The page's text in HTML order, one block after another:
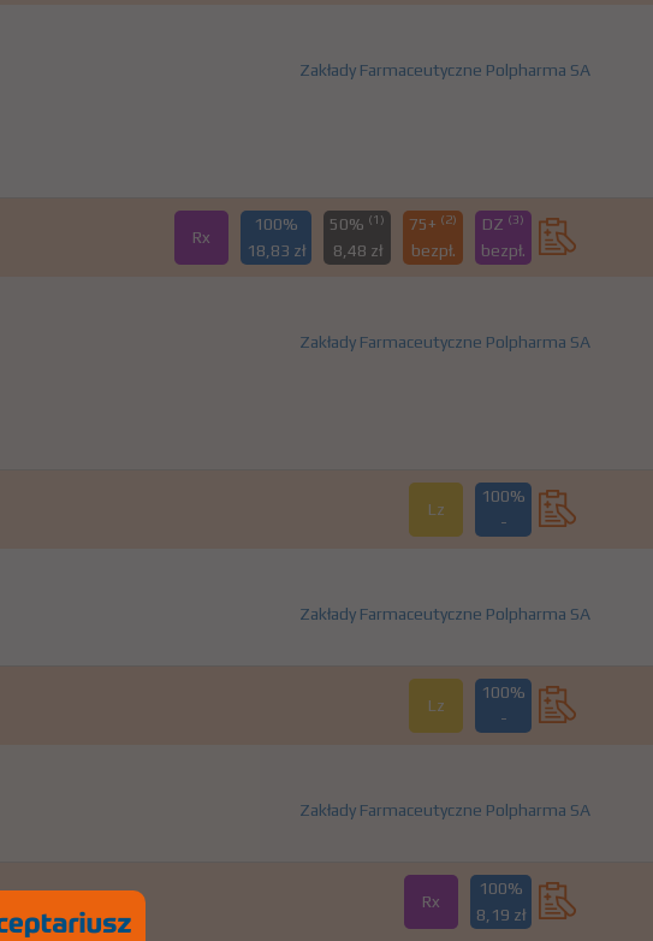
Zakłady Farmaceutyczne Polpharma SA
Rx
100%
18,83 zł
50% (1)
8,48 zł
75+ (2)
bezpł.
DZ (3)
bezpł.
Zakłady Farmaceutyczne Polpharma SA
Lz
100%
-
Zakłady Farmaceutyczne Polpharma SA
Lz
100%
-
Zakłady Farmaceutyczne Polpharma SA
Rx
100%
8,19 zł